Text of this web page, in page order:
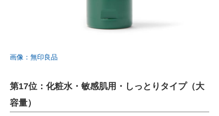
画像：無印良品
第17位：化粧水・敏感肌用・しっとりタイプ（大
容量）